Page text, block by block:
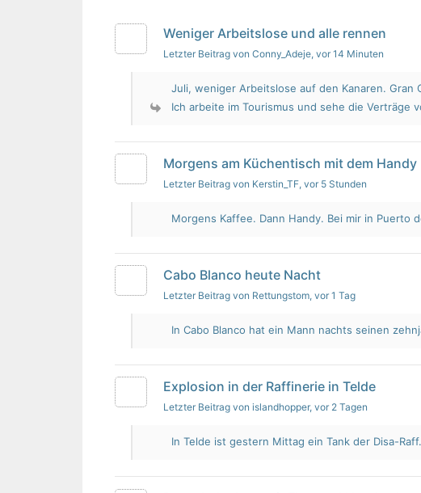
Weniger Arbeitslose und alle rennen
Letzter Beitrag von Conny_Adeje, vor 14 Minuten
Juli, weniger Arbeitslose auf den Kanaren. Gran
Ich arbeite im Tourismus und sehe die Verträge
Morgens am Küchentisch mit dem Handy
Letzter Beitrag von Kerstin_TF, vor 5 Stunden
Morgens Kaffee. Dann Handy. Bei mir in Puerto
Cabo Blanco heute Nacht
Letzter Beitrag von Rettungstom, vor 1 Tag
In Cabo Blanco hat ein Mann nachts seinen
Explosion in der Raffinerie in Telde
Letzter Beitrag von islandhopper, vor 2 Tagen
In Telde ist gestern Mittag ein Tank der Disa-